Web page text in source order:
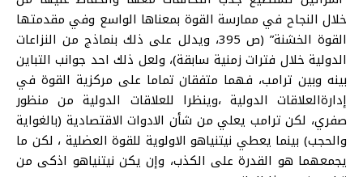
خلال النجاح في ممارسة القوة بمعناها الواسع وفي مقدمتها
القوة الخشنة” (ص 395، ويدلل على ذلك بنماذج من النزاعات
الدولية خلال فترات زمنية سابقة)، ولعل ذلك احد جوانب التباين
بينه وبين ترامب، فهما متفقان تماما على مركزية القوة في
إدارةالعلاقات الدولية ،وينظرا للعلاقات الدولية من منظور
صفري، لكن ترامب يعلي من شأن الادوات الاقتصادية (بالغواية
والحجب) بينما يعطي نيتنياهو الاولوية للقوة العضلية ، لكن ما
يجمعهما هو القدرة على الكذب، وإن يكن نيتنياهو اذكى من